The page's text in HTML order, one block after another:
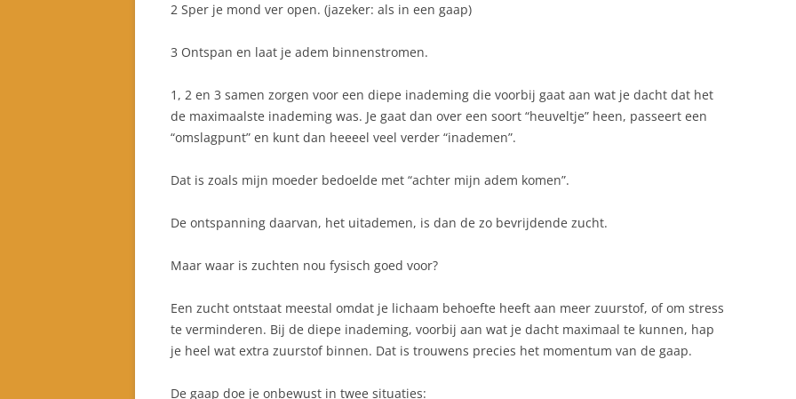
2 Sper je mond ver open. (jazeker: als in een gaap)
3 Ontspan en laat je adem binnenstromen.
1, 2 en 3 samen zorgen voor een diepe inademing die voorbij gaat aan wat je dacht dat het
de maximaalste inademing was. Je gaat dan over een soort “heuveltje” heen, passeert een
“omslagpunt” en kunt dan heeeel veel verder “inademen”.
Dat is zoals mijn moeder bedoelde met “achter mijn adem komen”.
De ontspanning daarvan, het uitademen, is dan de zo bevrijdende zucht.
Maar waar is zuchten nou fysisch goed voor?
Een zucht ontstaat meestal omdat je lichaam behoefte heeft aan meer zuurstof, of om stress
te verminderen. Bij de diepe inademing, voorbij aan wat je dacht maximaal te kunnen, hap
je heel wat extra zuurstof binnen. Dat is trouwens precies het momentum van de gaap.
De gaap doe je onbewust in twee situaties: